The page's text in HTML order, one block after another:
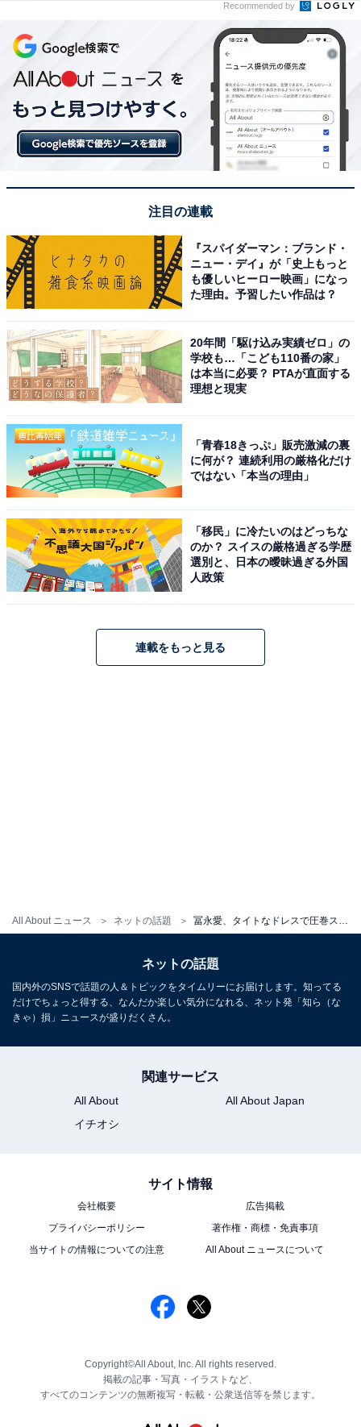
All About ニュース ネットの話題
Recommended by
注目の連載
『スパイダーマン：ブランド・
ニュー・デイ』が「史上もっと
も優しいヒーロー映画」になっ
た理由。予習したい作品は？
20年間「駆け込み実績ゼロ」の
学校も…「こども110番の家」
は本当に必要？ PTAが直面する
理想と現実
「青春18きっぷ」販売激減の裏
に何が？ 連続利用の厳格化だけ
ではない「本当の理由」
「移民」に冷たいのはどっちな
のか？ スイスの厳格過ぎる学歴
選別と、日本の曖昧過ぎる外国
人政策
連載をもっと見る
ネットの話題
国内外のSNSで話題の人＆トピックをタイムリーにお届けします。知ってる
だけでちょっと得する、なんだか楽しい気分になれる、ネット発「知ら（な
きゃ）損」ニュースが盛りだくさん。
関連サービス
All About
All About Japan
イチオシ
サイト情報
会社概要
広告掲載
プライバシーポリシー
著作権・商標・免責事項
当サイトの情報についての注意
All About ニュースについて
Copyright©All About, Inc. All rights reserved.
掲載の記事・写真・イラストなど、
すべてのコンテンツの無断複写・転載・公衆送信等を禁じます。